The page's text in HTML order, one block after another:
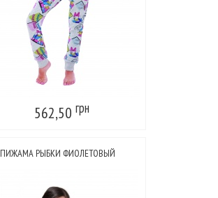
562,50 грн
ПИЖАМА РЫБКИ ФИОЛЕТОВЫЙ